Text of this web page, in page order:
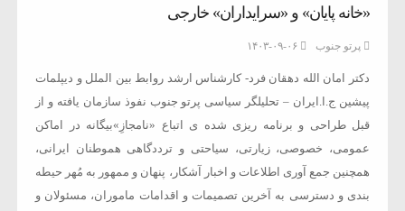
«خانه پایان» و «سرایداران» خارجی
پرتو جنوب ۱۴۰۳-۰۹-۰۶
دکتر امان الله دهقان فرد- کارشناس ارشد روابط بین الملل و دیپلمات
پیشین ج.ا.ایران – تحلیلگر سیاسی پرتو جنوب نفوذ سازمان یافته و از
قبل طراحی و برنامه ریزی شده ی اتباع «نامجازِ»بیگانه در اماکن
عمومی، خصوصی، زیارتی، سیاحتی و ترددگاهی هموطنان ایرانی،
همچنین جمع آوری اطلاعات و اخبار آشکار، پنهان و ممهور به مُهر حیطه
بندی و دسترسی به آخرین تصمیمات و اقدامات ماموران، مسئولان و